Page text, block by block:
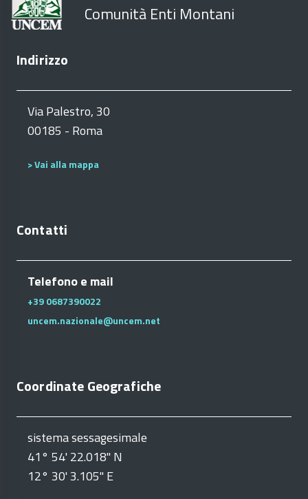
Comunità Enti Montani
Indirizzo
Via Palestro, 30
00185 - Roma
> Vai alla mappa
Contatti
Telefono e mail
+39 0687390022
uncem.nazionale@uncem.net
Coordinate Geografiche
sistema sessagesimale
41° 54' 22.018" N
12° 30' 3.105" E